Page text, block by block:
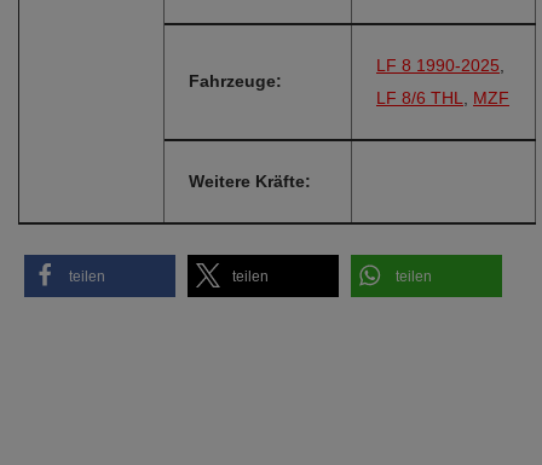
Fahrzeuge:
LF 8 1990-2025
LF 8/6 THL
MZF
Weitere Kräfte:
teilen teilen teilen